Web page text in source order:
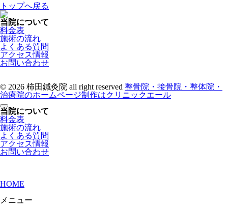
トップへ戻る
当院について
料金表
施術の流れ
よくある質問
アクセス情報
お問い合わせ
© 2026 柿田鍼灸院 all right reserved 整骨院・接骨院・整体院・
治療院のホームページ制作はクリニックエール
当院について
料金表
施術の流れ
よくある質問
アクセス情報
お問い合わせ
HOME
メニュー